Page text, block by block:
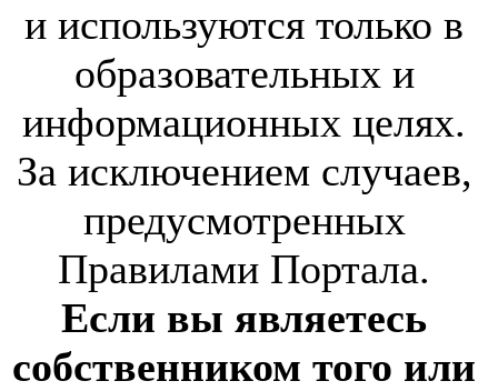
и используются только в
образовательных и
информационных целях.
За исключением случаев,
предусмотренных
Правилами Портала.
Если вы являетесь
собственником того или